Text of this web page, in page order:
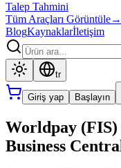
Talep Tahmini
Tüm Araçları Görüntüle→
BlogKaynaklarİletişim
tr
Giriş yap Başlayın
Worldpay
Business